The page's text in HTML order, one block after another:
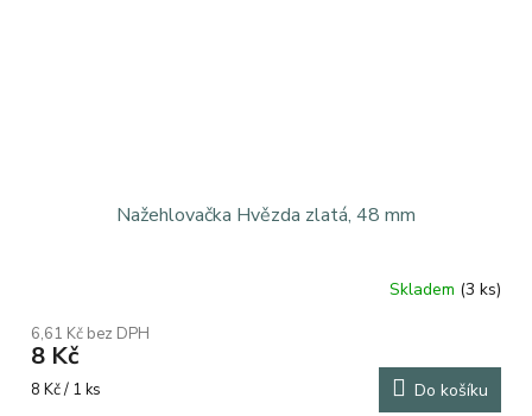
Nažehlovačka Hvězda zlatá, 48 mm
Skladem (3 ks)
6,61 Kč bez DPH
8 Kč
Měrná
8 Kč / 1 ks Do košíku